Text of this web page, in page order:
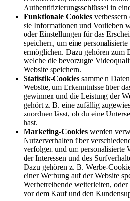
Authentifizierungsschlüssel in
Funktionale Cookies
sie Informationen und Vorlieben
oder Einstellungen für das
speichern, um eine
ermöglichen. Dazu gehören zum
welche die bevorzugte
Website speichern.
Statistik-Cookies sammeln
Website, um Erkenntnisse über
gewinnen und die Leistung der
gehört z. B. eine zufällig
zuordnen lässt, ob du eine
hast.
Marketing-Cookies werden
Nutzerverhalten über
verfolgen und um personalisierte
der Interessen und des
Dazu gehören z. B. Werbe-
einer Werbung auf der Website
Werbetreibende weiterleiten,
vor dem Kauf und den